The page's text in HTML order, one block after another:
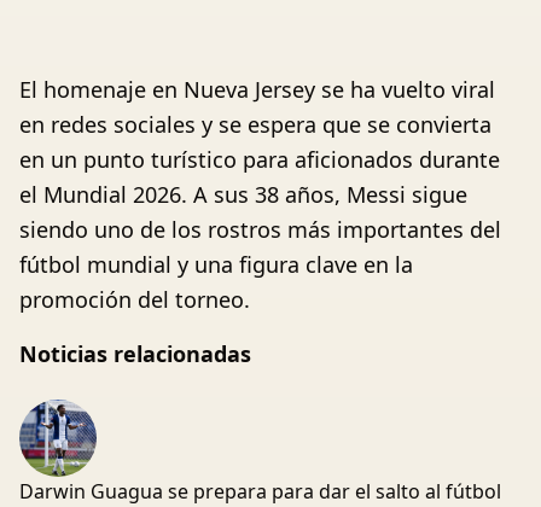
El homenaje en Nueva Jersey se ha vuelto viral
en redes sociales y se espera que se convierta
en un punto turístico para aficionados durante
el Mundial 2026. A sus 38 años, Messi sigue
siendo uno de los rostros más importantes del
fútbol mundial y una figura clave en la
promoción del torneo.
Noticias relacionadas
Darwin Guagua se prepara para dar el salto al fútbol